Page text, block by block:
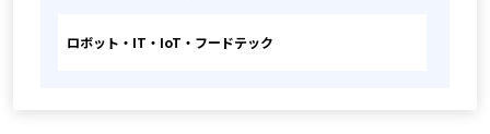
ロボット・IT・IoT・フードテック